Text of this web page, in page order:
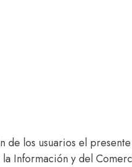
los usuarios el
Información y del